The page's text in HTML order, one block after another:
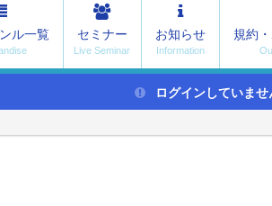
ル一覧 セミナー お知らせ 規約
ログインしていま